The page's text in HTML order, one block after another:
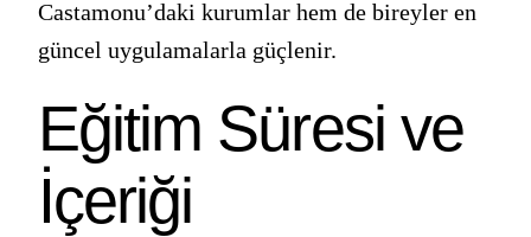
Castamonu’daki kurumlar hem de bireyler en
güncel uygulamalarla güçlenir.
Eğitim Süresi ve
İçeriği